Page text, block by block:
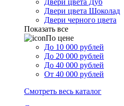
Двери цвета Дуб
Двери цвета Шоколад
Двери черного цвета
Показать все
По цене
До 10 000 рублей
До 20 000 рублей
До 40 000 рублей
От 40 000 рублей
Смотреть весь каталог